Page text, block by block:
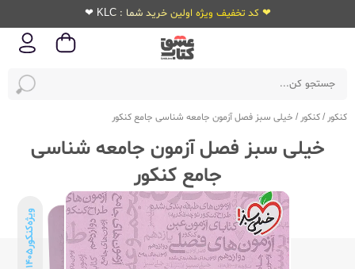
❤ کد تخفیف ویژه اولین خرید شما : KLC ❤
کنکور /کنکور / خیلی سبز فصل آزمون جامعه شناسی جامع کنکور
خیلی سبز فصل آزمون جامعه شناسی
جامع کنکور
ویژه‌کنکور
1405